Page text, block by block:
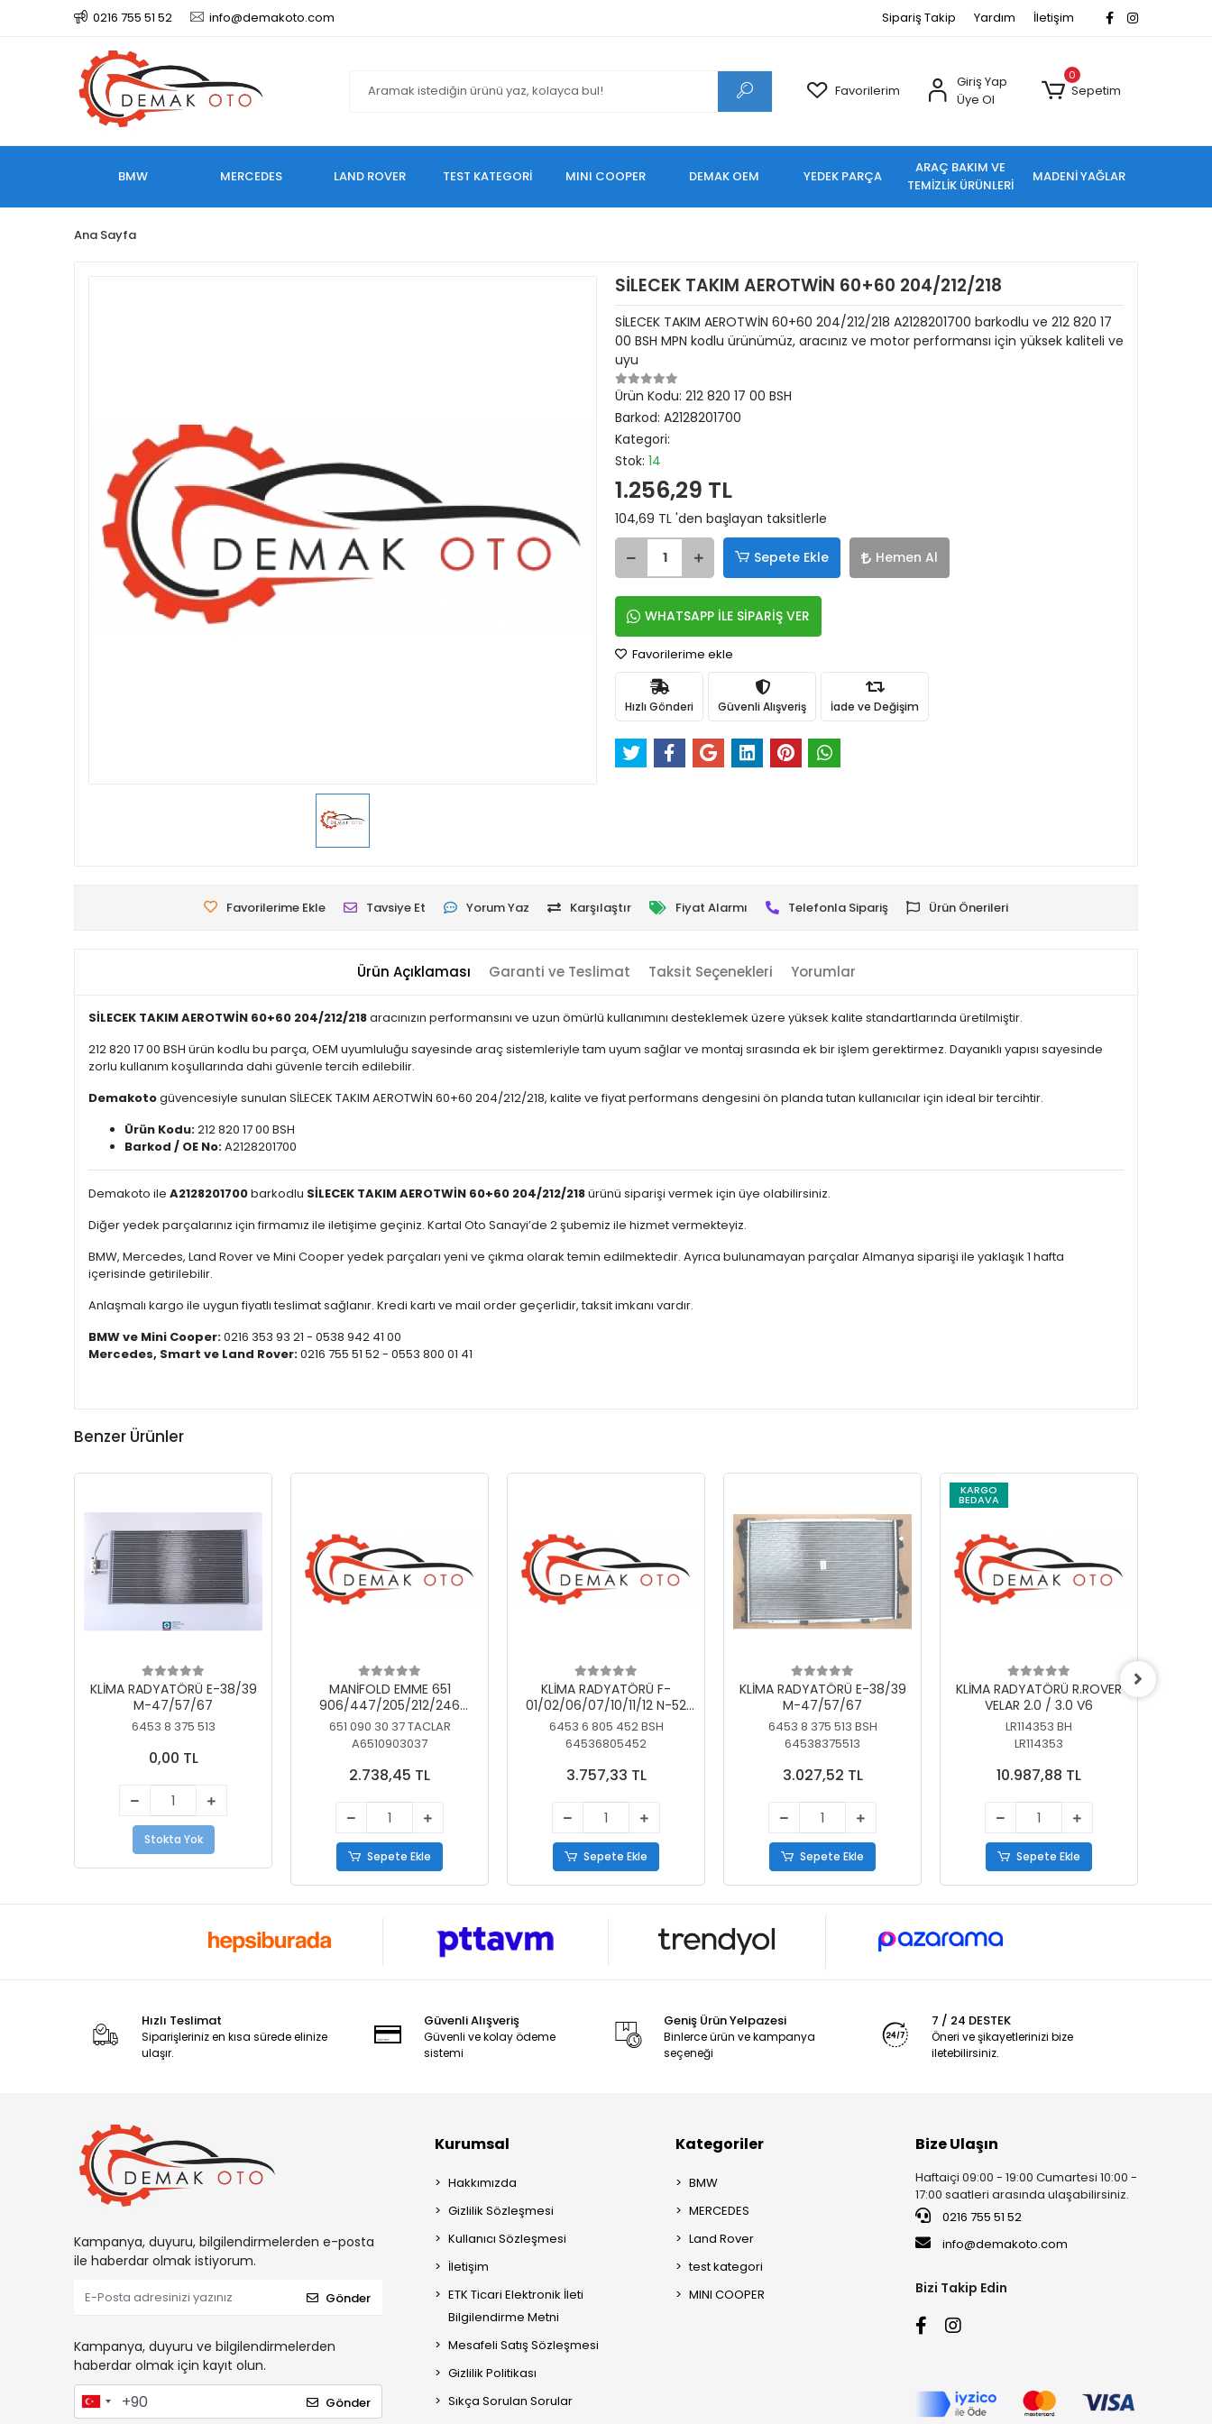
0216 755 51 52 info@demakoto.com Sipariş Takip Yardım İletişim
Favorilerim
Giriş Yap
Üye Ol
0
Sepetim
BMW MERCEDES LAND ROVER TEST KATEGORİ MINI COOPER DEMAK OEM YEDEK PARÇA
ARAÇ BAKIM VE
TEMİZLİK ÜRÜNLERİ
MADENİ YAĞLAR
Ana Sayfa
SİLECEK TAKIM AEROTWİN 60+60 204/212/218
SİLECEK TAKIM AEROTWİN 60+60 204/212/218 A2128201700 barkodlu ve 212 820 17
00 BSH MPN kodlu ürünümüz, aracınız ve motor performansı için yüksek kaliteli ve
uyu
Ürün Kodu: 212 820 17 00 BSH
Barkod: A2128201700
Kategori:
Stok: 14
1.256,29 TL
104,69 TL 'den başlayan taksitlerle
Sepete Ekle Hemen Al
WHATSAPP İLE SİPARİŞ VER
Favorilerime ekle
Hızlı Gönderi Güvenli Alışveriş İade ve Değişim
Favorilerime Ekle Tavsiye Et Yorum Yaz Karşılaştır Fiyat Alarmı Telefonla Sipariş Ürün Önerileri
Ürün Açıklaması Garanti ve Teslimat Taksit Seçenekleri Yorumlar
SİLECEK TAKIM AEROTWİN 60+60 204/212/218aracınızın performansını ve uzun ömürlü kullanımını desteklemek üzere yüksek kalite standartlarında üretilmiştir.
212 820 17 00 BSH ürün kodlu bu parça, OEM uyumluluğu sayesinde araç sistemleriyle tam uyum sağlar ve montaj sırasında ek bir işlem gerektirmez. Dayanıklı yapısı sayesinde
zorlu kullanım koşullarında dahi güvenle tercih edilebilir.
Demakotogüvencesiyle sunulan SİLECEK TAKIM AEROTWİN 60+60 204/212/218, kalite ve fiyat performans dengesini ön planda tutan kullanıcılar için ideal bir tercihtir.
Ürün Kodu:212 820 17 00 BSH
Barkod / OE No:A2128201700
Demakoto ile A2128201700barkodlu SİLECEK TAKIM AEROTWİN 60+60 204/212/218ürünü siparişi vermek için üye olabilirsiniz.
Diğer yedek parçalarınız için firmamız ile iletişime geçiniz. Kartal Oto Sanayi’de 2 şubemiz ile hizmet vermekteyiz.
BMW, Mercedes, Land Rover ve Mini Cooper yedek parçaları yeni ve çıkma olarak temin edilmektedir. Ayrıca bulunamayan parçalar Almanya siparişi ile yaklaşık 1 hafta
içerisinde getirilebilir.
Anlaşmalı kargo ile uygun fiyatlı teslimat sağlanır. Kredi kartı ve mail order geçerlidir, taksit imkanı vardır.
BMW ve Mini Cooper:0216 353 93 21 - 0538 942 41 00
Mercedes, Smart ve Land Rover:0216 755 51 52 - 0553 800 01 41
Benzer Ürünler
KLİMA RADYATÖRÜ E-38/39
M-47/57/67
6453 8 375 513
0,00 TL
Stokta Yok
MANİFOLD EMME 651
906/447/205/212/246
KELEBEKSİZ
651 090 30 37 TACLAR
A6510903037
2.738,45 TL
Sepete Ekle
KLİMA RADYATÖRÜ F-
01/02/06/07/10/11/12 N-52
N/N-53/57/63
6453 6 805 452 BSH
64536805452
3.757,33 TL
Sepete Ekle
KLİMA RADYATÖRÜ E-38/39
M-47/57/67
6453 8 375 513 BSH
64538375513
3.027,52 TL
Sepete Ekle
KARGO
BEDAVA
KLİMA RADYATÖRÜ R.ROVER
VELAR 2.0 / 3.0 V6
LR114353 BH
LR114353
10.987,88 TL
Sepete Ekle
Hızlı Teslimat
Siparişleriniz en kısa sürede elinize
ulaşır.
Güvenli Alışveriş
Güvenli ve kolay ödeme
sistemi
Geniş Ürün Yelpazesi
Binlerce ürün ve kampanya
seçeneği
7 / 24 DESTEK
Öneri ve şikayetlerinizi bize
iletebilirsiniz.
Kampanya, duyuru, bilgilendirmelerden e-posta
ile haberdar olmak istiyorum.
Gönder
Kampanya, duyuru ve bilgilendirmelerden
haberdar olmak için kayıt olun.
Gönder
Kurumsal
Hakkımızda
Gizlilik Sözleşmesi
Kullanıcı Sözleşmesi
İletişim
ETK Ticari Elektronik İleti
Bilgilendirme Metni
Mesafeli Satış Sözleşmesi
Gizlilik Politikası
Sıkça Sorulan Sorular
Kategoriler
BMW
MERCEDES
Land Rover
test kategori
MINI COOPER
Bize Ulaşın
Haftaiçi 09:00 - 19:00 Cumartesi 10:00 -
17:00 saatleri arasında ulaşabilirsiniz.
0216 755 51 52
info@demakoto.com
Bizi Takip Edin